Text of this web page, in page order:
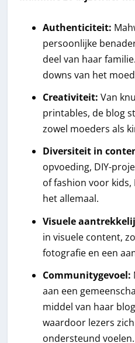
Authenticiteit:
persoonlijke
deel van haar
downs van het
Creativiteit: Van
printables, de blog
zowel moeders als
Diversiteit in
opvoeding, DIY-
of fashion voor
het allemaal.
Visuele
in visuele content,
fotografie en een
Communitygevoel:
aan een
middel van haar
waardoor lezers
ondersteund voelen.